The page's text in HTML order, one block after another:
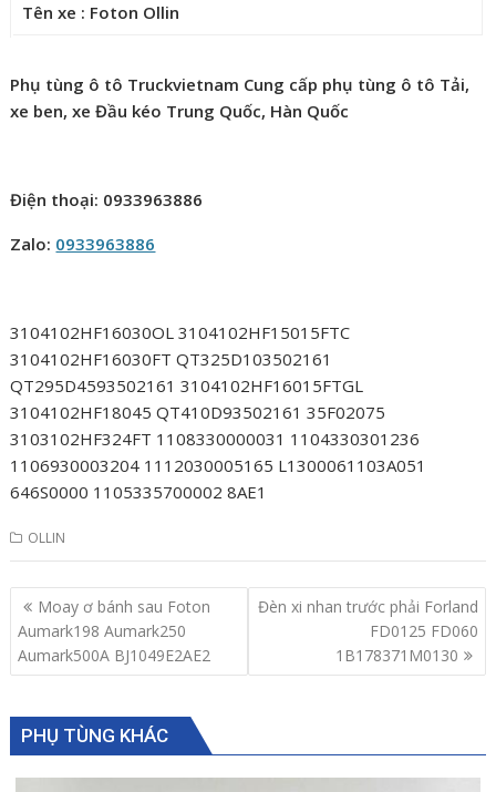
Tên xe : Foton Ollin
Phụ tùng ô tô Truckvietnam Cung cấp phụ tùng ô tô Tải,
xe ben, xe Đầu kéo Trung Quốc, Hàn Quốc
Điện thoại: 0933963886
Zalo: 0933963886
3104102HF16030OL 3104102HF15015FTC
3104102HF16030FT QT325D103502161
QT295D4593502161 3104102HF16015FTGL
3104102HF18045 QT410D93502161 35F02075
3103102HF324FT 1108330000031 1104330301236
1106930003204 1112030005165 L1300061103A051
646S0000 1105335700002 8AE1
OLLIN
Post
navigation
Moay ơ bánh sau Foton
Aumark198 Aumark250
Aumark500A BJ1049E2AE2
Đèn xi nhan trước phải Forland
FD0125 FD060
1B178371M0130
PHỤ TÙNG KHÁC